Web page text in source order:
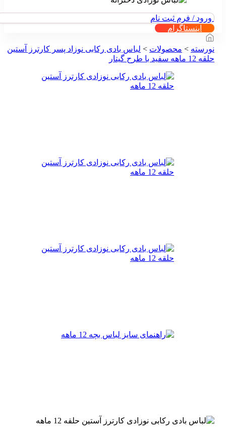
ورود / فرم ثبت نام
اینستاگرام
نورسته > محصولات > لباس بادی رکابی نوزاد پسر کارترز آستین
حلقه 12 ماهه سفید با طرح گیتار